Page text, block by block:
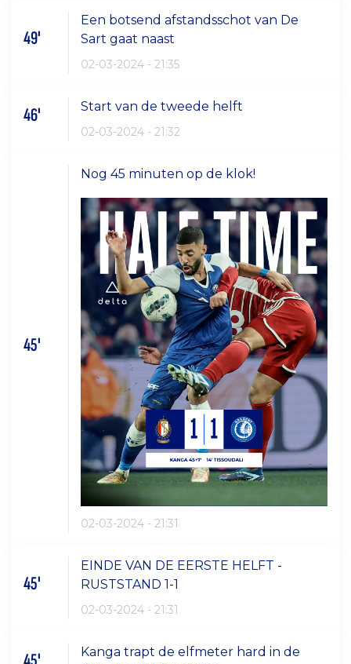
49'
Een botsend afstandsschot van De
Sart gaat naast
02-03-2024 - 21:35
46' Start van de tweede helft
02-03-2024 - 21:32
45'
Nog 45 minuten op de klok!
02-03-2024 - 21:31
45'
EINDE VAN DE EERSTE HELFT -
RUSTSTAND 1-1
02-03-2024 - 21:31
Kanga trapt de elfmeter hard in de